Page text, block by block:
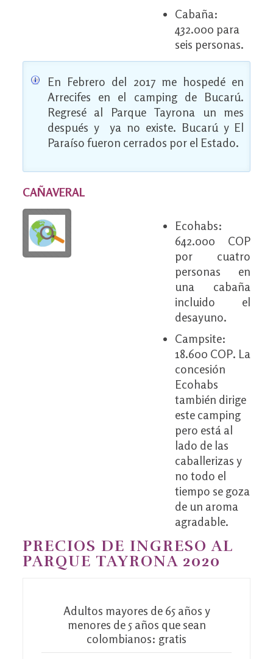
Cabaña:
432.000 para
seis personas.
En Febrero del 2017 me hospedé en
Arrecifes en el camping de Bucarú.
Regresé al Parque Tayrona un mes
después y ya no existe. Bucarú y El
Paraíso fueron cerrados por el Estado.
CAÑAVERAL
Ecohabs:
642.000 COP
por cuatro
personas en
una cabaña
incluido el
desayuno.
Campsite:
18.600 COP. La
concesión
Ecohabs
también dirige
este camping
pero está al
lado de las
caballerizas y
no todo el
tiempo se goza
de un aroma
agradable.
PRECIOS DE INGRESO AL
PARQUE TAYRONA 2020
Adultos mayores de 65 años y
menores de 5 años que sean
colombianos: gratis